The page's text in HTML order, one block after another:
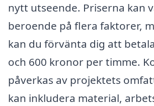
nytt utseende. Priserna kan
beroende på flera faktorer,
kan du förvänta dig att
och 600 kronor per timme.
påverkas av projektets
kan inkludera material,